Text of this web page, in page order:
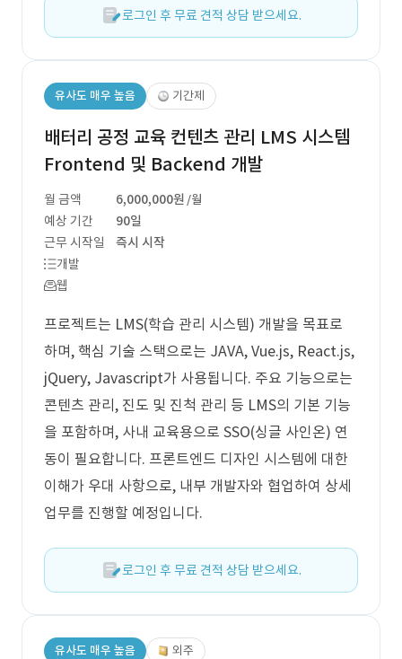
로그인 후 무료 견적 상담 받으세요.
유사도 매우 높음 기간제
배터리 공정 교육 컨텐츠 관리 LMS 시스템
Frontend 및 Backend 개발
월 금액 6,000,000원 /월
예상 기간
90일
근무 시작일
즉시 시작
개발
웹
프로젝트는 LMS(학습 관리 시스템) 개발을 목표로
하며, 핵심 기술 스택으로는 JAVA, Vue.js, React.js,
jQuery, Javascript가 사용됩니다. 주요 기능으로는
콘텐츠 관리, 진도 및 진척 관리 등 LMS의 기본 기능
을 포함하며, 사내 교육용으로 SSO(싱글 사인온) 연
동이 필요합니다. 프론트엔드 디자인 시스템에 대한
이해가 우대 사항으로, 내부 개발자와 협업하여 상세
업무를 진행할 예정입니다.
로그인 후 무료 견적 상담 받으세요.
유사도 매우 높음 외주